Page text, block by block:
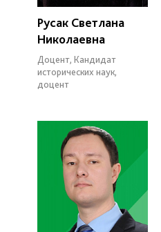
Русак Светлана
Николаевна
Доцент, Кандидат
исторических наук,
доцент